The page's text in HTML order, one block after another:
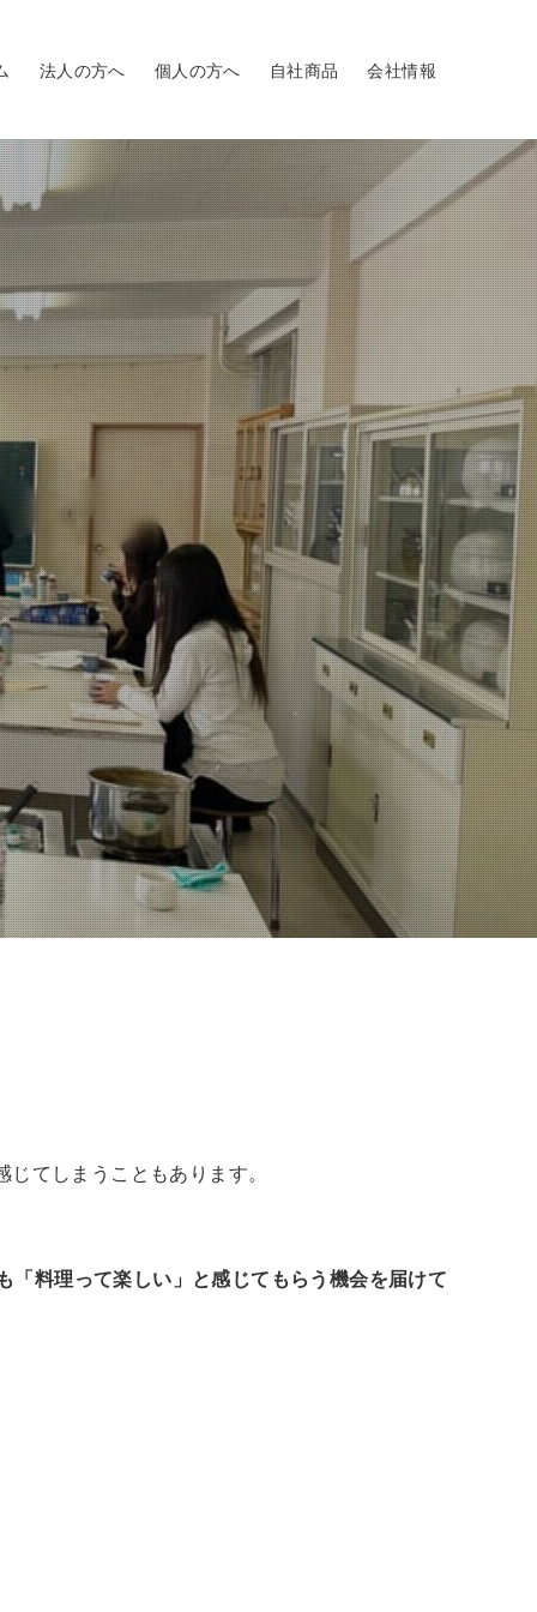
法人の方へ 個人の方へ 自社商品 会社情報
てしまうこともあります。
「料理って楽しい」と感じてもらう機会を届けて